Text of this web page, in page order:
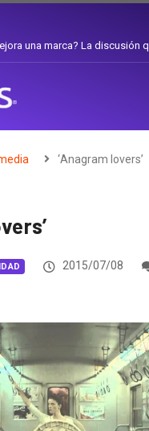
de cambiarse el sombrero en
‘Anagram lovers’
2015/07/08